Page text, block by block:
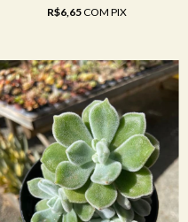
R$6,65COM PIX